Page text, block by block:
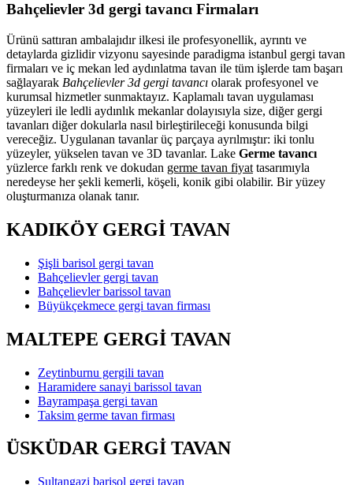
Bahçelievler 3d gergi tavancı Firmaları
Ürünü sattıran ambalajıdır ilkesi ile profesyonellik, ayrıntı ve
detaylarda gizlidir vizyonu sayesinde paradigma istanbul gergi tavan
firmaları ve iç mekan led aydınlatma tavan ile tüm işlerde tam başarı
sağlayarak Bahçelievler 3d gergi tavancı olarak profesyonel ve
kurumsal hizmetler sunmaktayız. Kaplamalı tavan uygulaması
yüzeyleri ile ledli aydınlık mekanlar dolayısıyla size, diğer gergi
tavanları diğer dokularla nasıl birleştirileceği konusunda bilgi
vereceğiz. Uygulanan tavanlar üç parçaya ayrılmıştır: iki tonlu
yüzeyler, yükselen tavan ve 3D tavanlar. Lake Germe tavancı
yüzlerce farklı renk ve dokudan germe tavan fiyat tasarımıyla
neredeyse her şekli kemerli, köşeli, konik gibi olabilir. Bir yüzey
oluşturmanıza olanak tanır.
KADIKÖY GERGİ TAVAN
Şişli barisol gergi tavan
Bahçelievler gergi tavan
Bahçelievler barissol tavan
Büyükçekmece gergi tavan firması
MALTEPE GERGİ TAVAN
Zeytinburnu gergili tavan
Haramidere sanayi barissol tavan
Bayrampaşa gergi tavan
Taksim germe tavan firması
ÜSKÜDAR GERGİ TAVAN
Sultangazi barisol gergi tavan